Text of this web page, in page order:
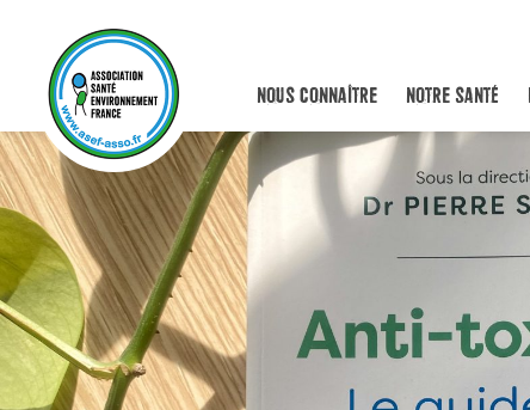
NOUS CONNAÎTRE NOTRE SANTÉ